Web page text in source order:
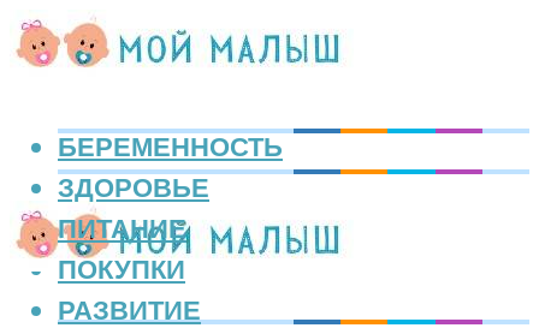
БЕРЕМЕННОСТЬ
ЗДОРОВЬЕ
ПИТАНИЕ
ПОКУПКИ
РАЗВИТИЕ